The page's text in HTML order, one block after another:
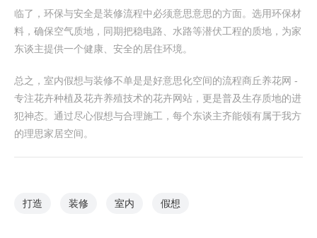
临了，环保与安全是装修流程中必须意思意思的方面。选用环保材
料，确保空气质地，同期把稳电路、水路等潜伏工程的质地，为家
东谈主提供一个健康、安全的居住环境。
总之，室内假想与装修不单是是好意思化空间的流程商丘养花网 -
专注花卉种植及花卉养殖技术的花卉网站，更是普及生存质地的进
犯神态。通过尽心假想与合理施工，每个东谈主齐能领有属于我方
的理思家居空间。
打造 装修 室内 假想